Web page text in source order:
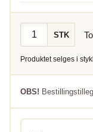
STK
Produktet selges i
OBS!